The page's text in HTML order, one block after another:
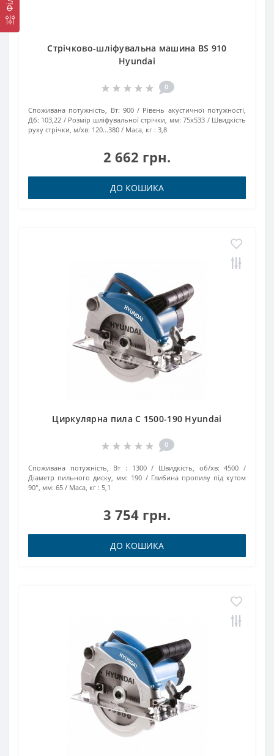
Стрічково-шліфувальна машина BS 910
Hyundai
0
Споживана потужність, Вт: 900
Рівень акустичної потужності,
Дб: 103,22 Розмір шліфувальної стрічки, мм: 75х533
Швидкість
руху стрічки, м/хв: 120...380 Маса, кг : 3,8
2 662 грн.
ДО КОШИКА
Циркулярна пила C 1500-190 Hyundai
0
Споживана потужність, Вт : 1300 Швидкість, об/хв: 4500
Діаметр пильного диску, мм: 190
Глибина пропилу під кутом
90°, мм: 65 Маса, кг : 5,1
3 754 грн.
ДО КОШИКА